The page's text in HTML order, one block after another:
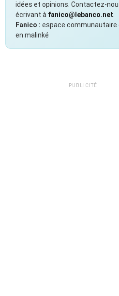
idées et opinions. Contactez-
écrivant à fanico@lebanco.net
Fanico : espace communautaire
en malinké
PUBLICITÉ